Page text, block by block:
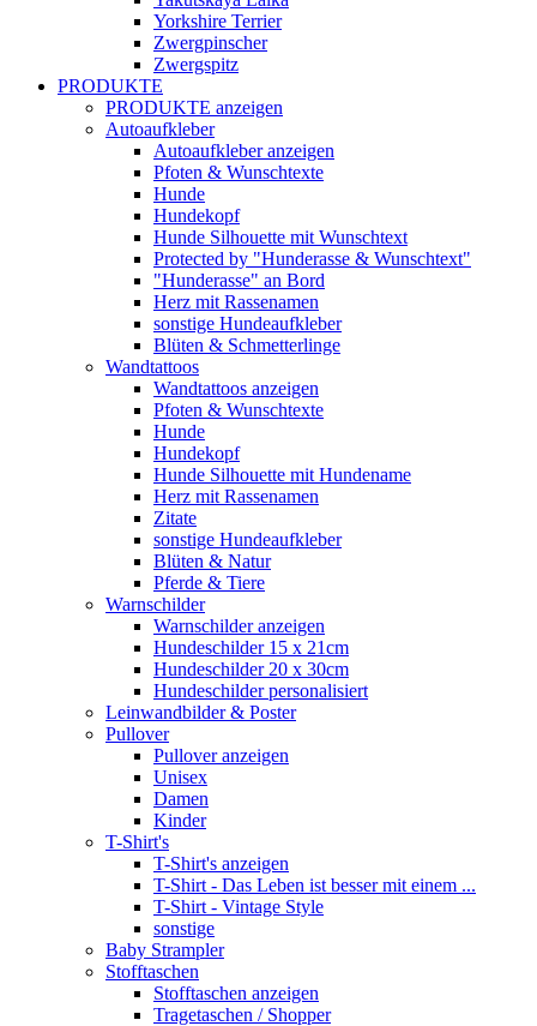
Yorkshire Terrier
Zwergpinscher
Zwergspitz
PRODUKTE
PRODUKTE anzeigen
Autoaufkleber
Autoaufkleber anzeigen
Pfoten & Wunschtexte
Hunde
Hundekopf
Hunde Silhouette mit Wunschtext
Protected by "Hunderasse & Wunschtext"
"Hunderasse" an Bord
Herz mit Rassenamen
sonstige Hundeaufkleber
Blüten & Schmetterlinge
Wandtattoos
Wandtattoos anzeigen
Pfoten & Wunschtexte
Hunde
Hundekopf
Hunde Silhouette mit Hundename
Herz mit Rassenamen
Zitate
sonstige Hundeaufkleber
Blüten & Natur
Pferde & Tiere
Warnschilder
Warnschilder anzeigen
Hundeschilder 15 x 21cm
Hundeschilder 20 x 30cm
Hundeschilder personalisiert
Leinwandbilder & Poster
Pullover
Pullover anzeigen
Unisex
Damen
Kinder
T-Shirt's
T-Shirt's anzeigen
T-Shirt - Das Leben ist besser mit einem ...
T-Shirt - Vintage Style
sonstige
Baby Strampler
Stofftaschen
Stofftaschen anzeigen
Tragetaschen / Shopper